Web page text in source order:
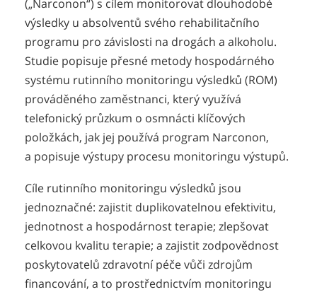
(„Narconon“) s cílem monitorovat dlouhodobé
výsledky u absolventů svého rehabilitačního
programu pro závislosti na drogách a alkoholu.
Studie popisuje přesné metody hospodárného
systému rutinního monitoringu výsledků (ROM)
prováděného zaměstnanci, který využívá
telefonický průzkum o osmnácti klíčových
položkách, jak jej používá program Narconon,
a popisuje výstupy procesu monitoringu výstupů.
Cíle rutinního monitoringu výsledků jsou
jednoznačné: zajistit duplikovatelnou efektivitu,
jednotnost a hospodárnost terapie; zlepšovat
celkovou kvalitu terapie; a zajistit zodpovědnost
poskytovatelů zdravotní péče vůči zdrojům
financování, a to prostřednictvím monitoringu